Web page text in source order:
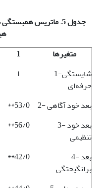
جدول 5. ماتریس
متغیرها
1
1-شایستگی
حرفه‌ای
۱
2- بعد خود آگاهی **53/0
3- بعد خود
تنظیمی
**56/0
4- بعد
برانگیختگی
**42/0